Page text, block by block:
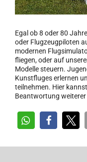
Egal ob 8 oder 80
oder Flugzeugpiloten
modernen
fliegen, oder auf
Modelle steuern.
Kunstfluges erlernen
teilnehmen. Hier
Beantwortung weiterer